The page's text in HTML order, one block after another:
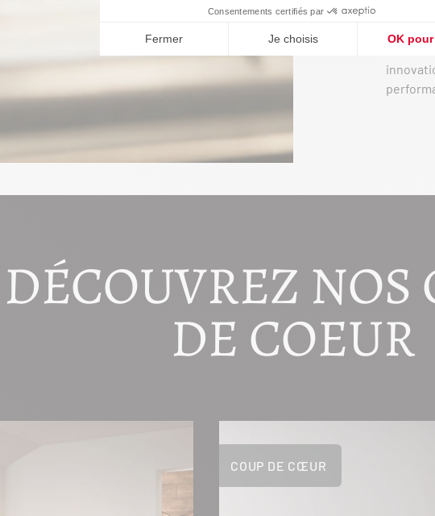
des
DÉCOUVREZ NOS
DE COEUR
COUP DE CŒUR